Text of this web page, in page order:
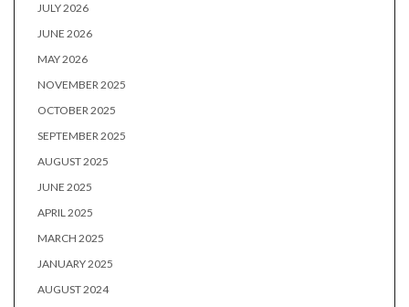
JULY 2026
JUNE 2026
MAY 2026
NOVEMBER 2025
OCTOBER 2025
SEPTEMBER 2025
AUGUST 2025
JUNE 2025
APRIL 2025
MARCH 2025
JANUARY 2025
AUGUST 2024